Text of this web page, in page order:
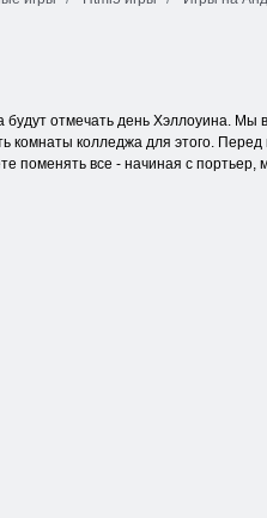
Назад в
будут отмечать день Хэллоуина.
комнаты колледжа для этого.
все - начиная с портьер,